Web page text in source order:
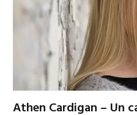
Athen Cardigan – Un